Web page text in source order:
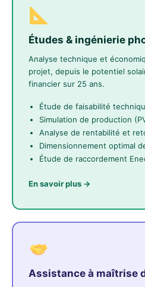
Études & ingénierie
Analyse technique et
projet, depuis le potentiel
financier sur 25 ans.
Étude de faisabilité
Simulation de production
Analyse de rentabilité et
Dimensionnement optimal
Étude de raccordement
En savoir plus →
Assistance à maîtrise